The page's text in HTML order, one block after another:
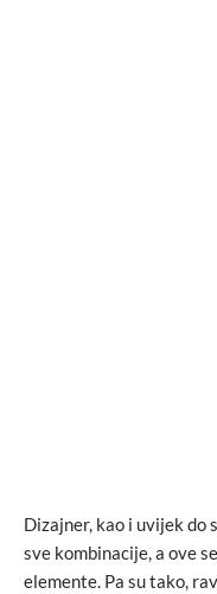
Dizajner, kao i uvijek do
sve kombinacije, a ove
elemente. Pa su tako,